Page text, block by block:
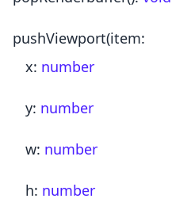
pushViewport(item:
x: number
y: number
w: number
h: number